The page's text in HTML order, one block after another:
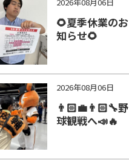
2026年08月06日
🌻夏季休業のお
知らせ🌻
2026年08月06日
👨🏻‍💼👨🏻‍🔧野
球観戦へ📣🔥